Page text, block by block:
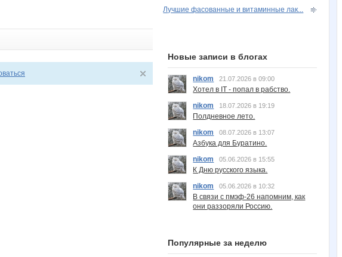
Лучшие фасованные и витаминные лак...
Новые записи в блогах
nikom 21.07.2026 в 09:00
Хотел в IT - попал в рабство.
nikom
18.07.2026 в 19:19
Полдневное лето.
nikom
08.07.2026 в 13:07
Азбука для Буратино.
nikom
05.06.2026 в 15:55
К Дню русского языка.
nikom
05.06.2026 в 10:32
В связи с пмэф-26 напомним, как
они раззоряли Россию.
Популярные за неделю